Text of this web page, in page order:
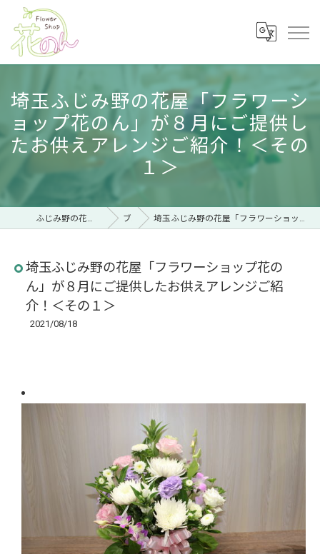
埼玉ふじみ野の花屋「フラワーシ
ョップ花のん」が８月にご提供し
たお供えアレンジご紹介！＜その
１＞
ふじみ野の花屋ならフラワーショップ 花のん ブログ 埼玉ふじみ野の花屋「フラワーショップ花のん」が８月にご提供したお供えアレンジご紹介！＜その１＞
埼玉ふじみ野の花屋「フラワーショップ花の
ん」が８月にご提供したお供えアレンジご紹
介！＜その１＞
2021/08/18